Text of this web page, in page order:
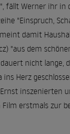
fällt Werner ihr in
"Einspruch,
damit
"aus dem
nicht lange,
ins Herz
inszenierten
erstmals zur